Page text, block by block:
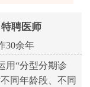
特聘医师
30余年
用“分型分期诊
同年龄段、不同